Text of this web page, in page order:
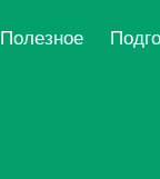
Полезное